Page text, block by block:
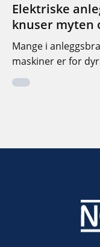
Elektriske
knuser myten
Mange i
maskiner er for